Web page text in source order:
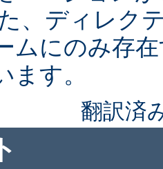
、ディレク
ムにのみ存
ます。
翻訳済